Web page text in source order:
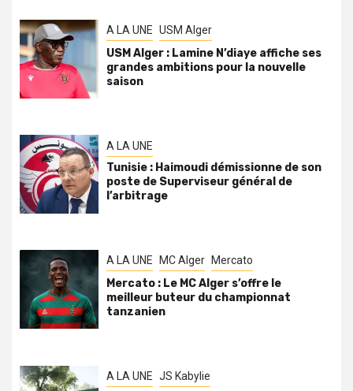
A LA UNE USM Alger
USM Alger : Lamine N’diaye affiche ses
grandes ambitions pour la nouvelle
saison
A LA UNE
Tunisie : Haimoudi démissionne de son
poste de Superviseur général de
l’arbitrage
A LA UNE MC Alger Mercato
Mercato : Le MC Alger s’offre le
meilleur buteur du championnat
tanzanien
A LA UNE JS Kabylie